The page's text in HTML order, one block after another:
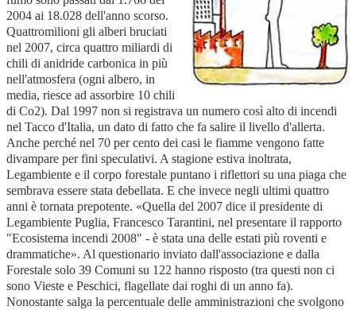
2004 ai 18.028 dell'anno scorso.
Quattromilioni gli alberi bruciati
nel 2007, circa quattro miliardi di
chili di anidride carbonica in più
nell'atmosfera (ogni albero, in
media, riesce ad assorbire 10 chili
di Co2). Dal 1997 non si registrava un numero così alto di incendi
nel Tacco d'Italia, un dato di fatto che fa salire il livello d'allerta.
Anche perché nel 70 per cento dei casi le fiamme vengono fatte
divampare per fini speculativi. A stagione estiva inoltrata,
Legambiente e il corpo forestale puntano i riflettori su una piaga che
sembrava essere stata debellata. E che invece negli ultimi quattro
anni è tornata prepotente. «Quella del 2007 dice il presidente di
Legambiente Puglia, Francesco Tarantini, nel presentare il rapporto
"Ecosistema incendi 2008" - è stata una delle estati più roventi e
drammatiche». Al questionario inviato dall'associazione e dalla
Forestale solo 39 Comuni su 122 hanno risposto (tra questi non ci
sono Vieste e Peschici, flagellate dai roghi di un anno fa).
Nonostante salga la percentuale delle amministrazioni che svolgono